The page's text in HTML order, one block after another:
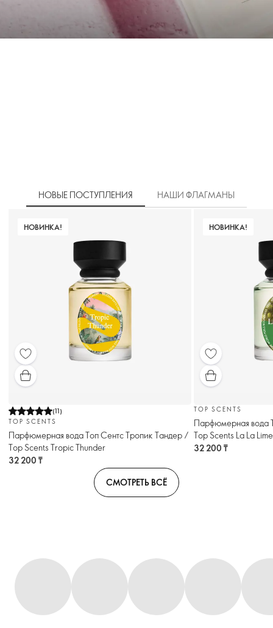
НОВЫЕ ПОСТУПЛЕНИЯ НАШИ ФЛАГМАНЫ
НОВИНКА!
(11)
TOP SCENTS
Парфюмерная вода Топ Сентс Тропик Тандер /
Top Scents Tropic Thunder
32 200 ₸
НОВИНКА!
TOP SCENTS
Парфюмерная
Top Scents La La Lime
32 200 ₸
СМОТРЕТЬ ВСЁ